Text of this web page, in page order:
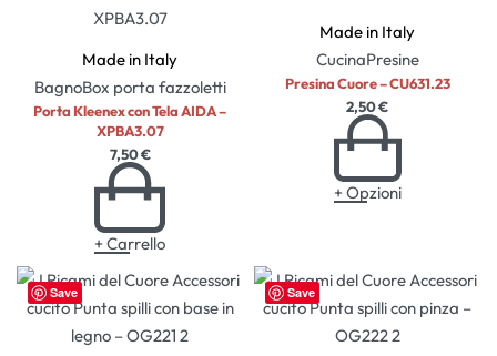
Made in Italy
BagnoBox porta fazzoletti
Porta Kleenex con Tela AIDA –
XPBA3.07
7,50€
+ Carrello
Made in Italy
CucinaPresine
Presina Cuore – CU631.23
2,50€
+ Opzioni
Save Save